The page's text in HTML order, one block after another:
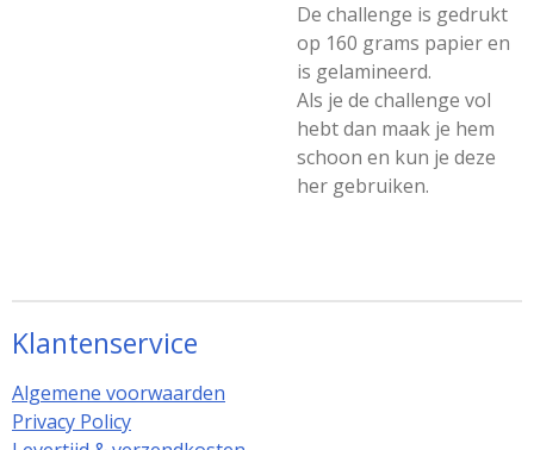
De challenge is gedrukt
op 160 grams papier en
is gelamineerd.
Als je de challenge vol
hebt dan maak je hem
schoon en kun je deze
her gebruiken.
Klantenservice
Algemene voorwaarden
Privacy Policy